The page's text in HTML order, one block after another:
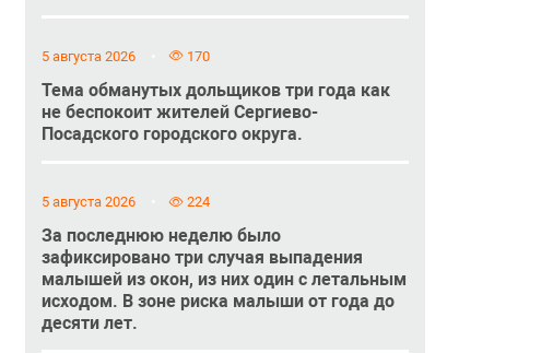
5 августа 2026 170
Тема обманутых дольщиков три года как
не беспокоит жителей Сергиево-
Посадского городского округа.
5 августа 2026 224
За последнюю неделю было
зафиксировано три случая выпадения
малышей из окон, из них один с летальным
исходом. В зоне риска малыши от года до
десяти лет.